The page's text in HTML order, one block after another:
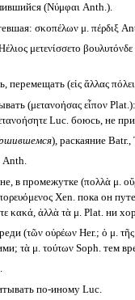
(Νύμφαι Anth.).
σκοπέλων μ. πέρδιξ
μετενίσσετο
перемещать (εἰς ἄλλας
(μετανοήσας εἶπον
Luc. боюсь, не
),раскаяние Batr.,
Anth.
в промежутке (πολλὰ μ.
Xen. пока он
κακά, ἀλλὰ τὰ μ. Plat. ни
(τῶν οὐρέων Her.; ὁ μ.
τὰ μ. τούτων Soph. тем
по-иному Luc.